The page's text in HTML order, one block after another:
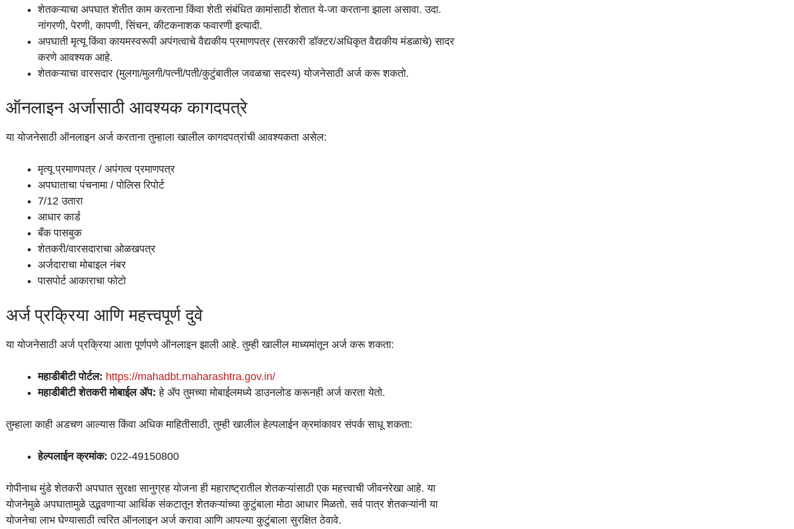
शेतकऱ्याचा अपघात शेतीत काम करताना किंवा शेती संबंधित कामांसाठी शेतात ये-जा करताना झाला असावा. उदा.
नांगरणी, पेरणी, कापणी, सिंचन, कीटकनाशक फवारणी इत्यादी.
अपघाती मृत्यू किंवा कायमस्वरूपी अपंगत्वाचे वैद्यकीय प्रमाणपत्र (सरकारी डॉक्टर/अधिकृत वैद्यकीय मंडळाचे) सादर
करणे आवश्यक आहे.
शेतकऱ्याचा वारसदार (मुलगा/मुलगी/पत्नी/पती/कुटुंबातील जवळचा सदस्य) योजनेसाठी अर्ज करू शकतो.
ऑनलाइन अर्जासाठी आवश्यक कागदपत्रे
या योजनेसाठी ऑनलाइन अर्ज करताना तुम्हाला खालील कागदपत्रांची आवश्यकता असेल:
मृत्यू प्रमाणपत्र / अपंगत्व प्रमाणपत्र
अपघाताचा पंचनामा / पोलिस रिपोर्ट
7/12 उतारा
आधार कार्ड
बँक पासबुक
शेतकरी/वारसदाराचा ओळखपत्र
अर्जदाराचा मोबाइल नंबर
पासपोर्ट आकाराचा फोटो
अर्ज प्रक्रिया आणि महत्त्वपूर्ण दुवे
या योजनेसाठी अर्ज प्रक्रिया आता पूर्णपणे ऑनलाइन झाली आहे. तुम्ही खालील माध्यमांतून अर्ज करू शकता:
महाडीबीटी पोर्टल: https://mahadbt.maharashtra.gov.in/
महाडीबीटी शेतकरी मोबाईल ॲप: हे ॲप तुमच्या मोबाईलमध्ये डाउनलोड करूनही अर्ज करता येतो.
तुम्हाला काही अडचण आल्यास किंवा अधिक माहितीसाठी, तुम्ही खालील हेल्पलाईन क्रमांकावर संपर्क साधू शकता:
हेल्पलाईन क्रमांक: 022-49150800
गोपीनाथ मुंडे शेतकरी अपघात सुरक्षा सानुग्रह योजना ही महाराष्ट्रातील शेतकऱ्यांसाठी एक महत्त्वाची जीवनरेखा आहे. या
योजनेमुळे अपघातामुळे उद्भवणाऱ्या आर्थिक संकटातून शेतकऱ्यांच्या कुटुंबाला मोठा आधार मिळतो. सर्व पात्र शेतकऱ्यांनी या
योजनेचा लाभ घेण्यासाठी त्वरित ऑनलाइन अर्ज करावा आणि आपल्या कुटुंबाला सुरक्षित ठेवावे.